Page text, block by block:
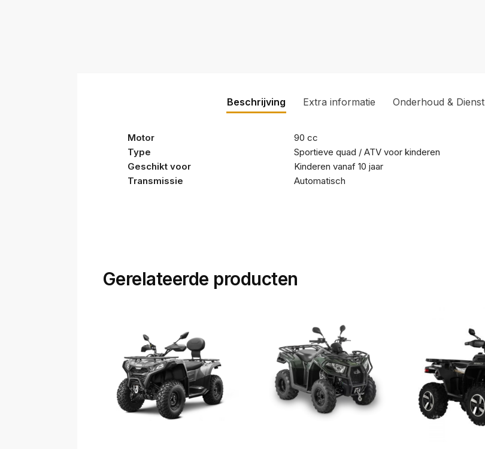
Beschrijving Extra informatie Onderhoud & Dienst
Motor
90 cc
Type
Sportieve quad / ATV voor kinderen
Geschikt voor
Kinderen vanaf 10 jaar
Transmissie
Automatisch
Gerelateerde producten